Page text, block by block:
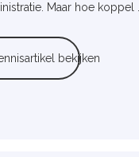
Maar hoe koppel ...
bekijken